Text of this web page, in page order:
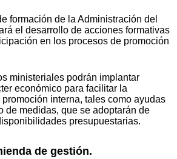
formación de la Administración del
el desarrollo de acciones formativas
en los procesos de promoción
ministeriales podrán implantar
económico para facilitar la
interna, tales como ayudas
de medidas, que se adoptarán de
presupuestarias.
de gestión.